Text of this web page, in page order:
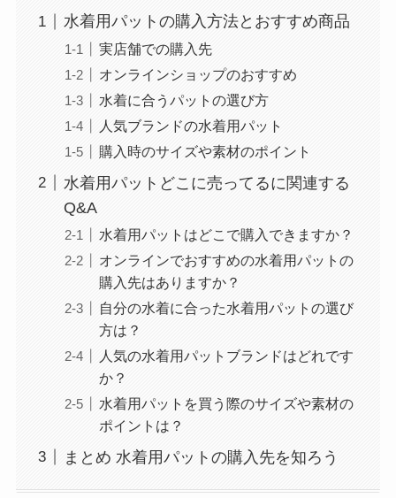
水着用パットの購入方法とおすすめ商品
実店舗での購入先
オンラインショップのおすすめ
水着に合うパットの選び方
人気ブランドの水着用パット
購入時のサイズや素材のポイント
水着用パットどこに売ってるに関連する
Q&A
水着用パットはどこで購入できますか？
オンラインでおすすめの水着用パットの
購入先はありますか？
自分の水着に合った水着用パットの選び
方は？
人気の水着用パットブランドはどれです
か？
水着用パットを買う際のサイズや素材の
ポイントは？
まとめ 水着用パットの購入先を知ろう